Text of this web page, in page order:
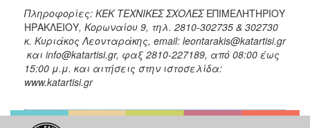
Πληροφορίες: ΚΕΚ ΤΕΧΝΙΚΕΣ ΣΧΟΛΕΣΕΠΙΜΕΛΗΤΗΡΙΟΥ
ΗΡΑΚΛΕΙΟΥ, Κορωναίου 9, τηλ. 2810-302735 & 302730
κ. Κυριάκος Λεονταράκης, email: leontarakis@katartisi.gr
και info@katartisi.gr, φαξ 2810-227189, από 08:00 έως
15:00 μ.μ. και αιτήσεις στην ιστοσελίδα:
www.katartisi.gr